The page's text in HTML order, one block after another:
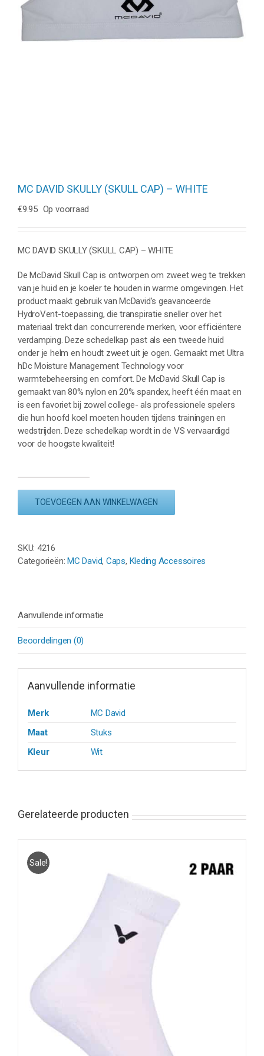
MC DAVID SKULLY (SKULL CAP) – WHITE
€9.95 Op voorraad
MC DAVID SKULLY (SKULL CAP) – WHITE
De McDavid Skull Cap is ontworpen om zweet weg te trekken
van je huid en je koeler te houden in warme omgevingen. Het
product maakt gebruik van McDavid’s geavanceerde
HydroVent-toepassing, die transpiratie sneller over het
materiaal trekt dan concurrerende merken, voor efficiëntere
verdamping. Deze schedelkap past als een tweede huid
onder je helm en houdt zweet uit je ogen. Gemaakt met Ultra
hDc Moisture Management Technology voor
warmtebeheersing en comfort. De McDavid Skull Cap is
gemaakt van 80% nylon en 20% spandex, heeft één maat en
is een favoriet bij zowel college- als professionele spelers
die hun hoofd koel moeten houden tijdens trainingen en
wedstrijden. Deze schedelkap wordt in de VS vervaardigd
voor de hoogste kwaliteit!
DAVID
-
WHITE
TOEVOEGEN AAN WINKELWAGEN
SKU: 4216
Categorieën: MC David, Caps, Kleding Accessoires
Aanvullende informatie
Beoordelingen (0)
Aanvullende informatie
Merk
MC David
Maat
Stuks
Kleur
Wit
Gerelateerde producten
Sale!